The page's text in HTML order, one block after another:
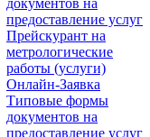
документов на
предоставление услуг
Прейскурант на
метрологические
работы (услуги)
Онлайн-Заявка
Типовые формы
документов на
предоставление услуг